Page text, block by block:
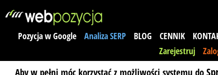
Pozycja w Google Analiza SERP BLOG CENNIK
Zarejestruj
Aby w pełni móc korzystać z możliwości systemu do